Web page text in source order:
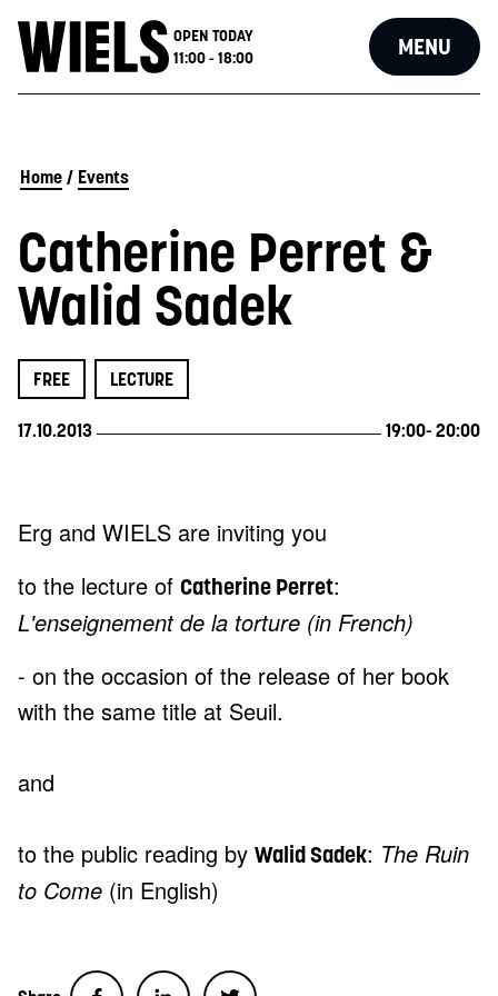
OPEN TODAY
11:00 - 18:00
MENU
Home / Events
Catherine Perret &
Walid Sadek
FREE LECTURE
17.10.2013 19:00- 20:00
Erg and WIELS are inviting you
to the lecture of Catherine Perret:
L'enseignement de la torture (in French)
- on the occasion of the release of her book
with the same title at Seuil.
and
to the public reading by Walid Sadek: The Ruin
to Come (in English)